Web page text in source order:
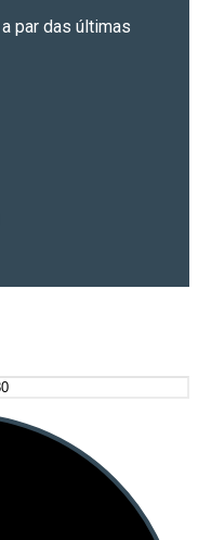
par das últimas